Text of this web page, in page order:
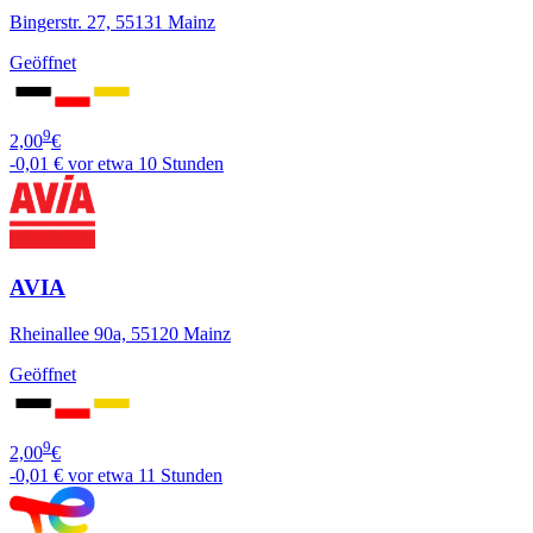
Bingerstr. 27, 55131 Mainz
Geöffnet
2,009€
-0,01 € vor etwa 10 Stunden
AVIA
Rheinallee 90a, 55120 Mainz
Geöffnet
2,009€
-0,01 € vor etwa 11 Stunden